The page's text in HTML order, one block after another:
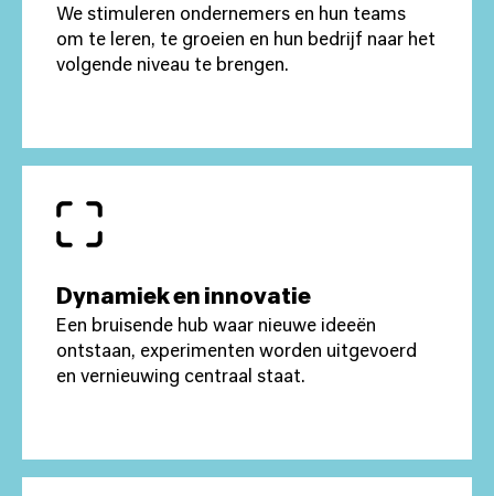
We stimuleren ondernemers en hun teams
om te leren, te groeien en hun bedrijf naar het
volgende niveau te brengen.
Dynamiek en innovatie
Een bruisende hub waar nieuwe ideeën
ontstaan, experimenten worden uitgevoerd
en vernieuwing centraal staat.